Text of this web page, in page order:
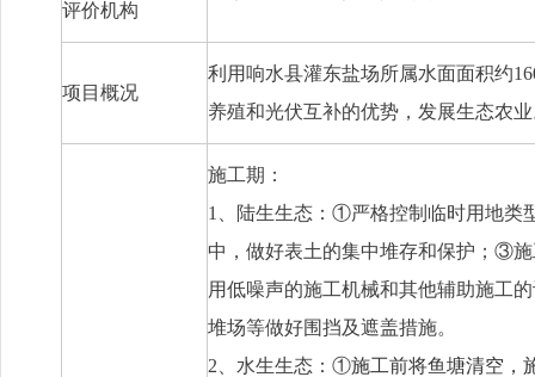
评价机构
项目概况
利用响水县灌东盐场所属水面面积约
养殖和光伏互补的优势，发展生态农
施工期：
1
、陆生生态： ①严格控制临时用地类
中，做好表土的集中堆存和保护 ； ③
用低噪声的施工机械和其他辅助施工
堆场等做好围挡及遮盖措施。
2 、水生生态： ①施工前将鱼塘清空，